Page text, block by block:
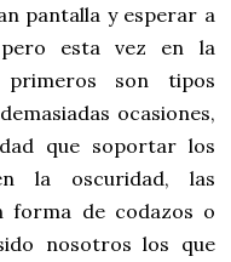
pantalla y esperar a
esta vez en la
son tipos
ocasiones,
que soportar los
la oscuridad, las
forma de codazos o
nosotros los que